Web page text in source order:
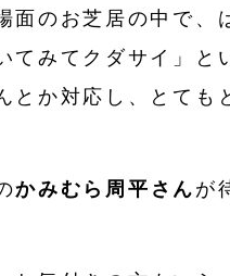
面のお芝居の中で、
てみてクダサイ」と
とか対応し、とても
かみむら周平さん が